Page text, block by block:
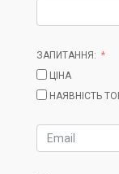
ЗАПИТАННЯ:
ЦІНА
НАЯВНІСТЬ